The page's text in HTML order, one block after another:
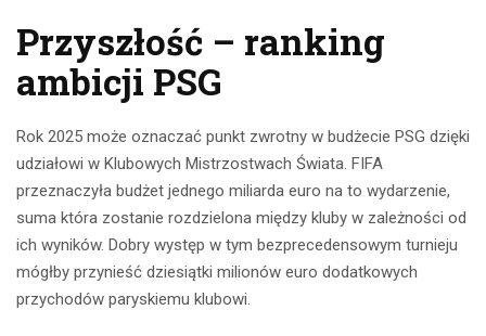
Przyszłość – ranking
ambicji PSG
Rok 2025 może oznaczać punkt zwrotny w budżecie PSG dzięki
udziałowi w Klubowych Mistrzostwach Świata. FIFA
przeznaczyła budżet jednego miliarda euro na to wydarzenie,
suma która zostanie rozdzielona między kluby w zależności od
ich wyników. Dobry występ w tym bezprecedensowym turnieju
mógłby przynieść dziesiątki milionów euro dodatkowych
przychodów paryskiemu klubowi.